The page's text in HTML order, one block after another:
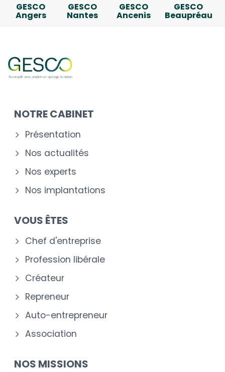
GESCO
Angers
GESCO
Nantes
GESCO
Ancenis
GESCO
Beaupréau
NOTRE CABINET
Présentation
Nos actualités
Nos experts
Nos implantations
VOUS ÊTES
Chef d'entreprise
Profession libérale
Créateur
Repreneur
Auto-entrepreneur
Association
NOS MISSIONS